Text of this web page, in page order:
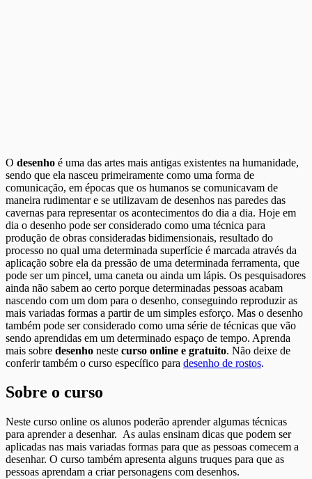
O desenho é uma das artes mais antigas existentes na humanidade,
sendo que ela nasceu primeiramente como uma forma de
comunicação, em épocas que os humanos se comunicavam de
maneira rudimentar e se utilizavam de desenhos nas paredes das
cavernas para representar os acontecimentos do dia a dia. Hoje em
dia o desenho pode ser considerado como uma técnica para
produção de obras consideradas bidimensionais, resultado do
processo no qual uma determinada superfície é marcada através da
aplicação sobre ela da pressão de uma determinada ferramenta, que
pode ser um pincel, uma caneta ou ainda um lápis. Os pesquisadores
ainda não sabem ao certo porque determinadas pessoas acabam
nascendo com um dom para o desenho, conseguindo reproduzir as
mais variadas formas a partir de um simples esforço. Mas o desenho
também pode ser considerado como uma série de técnicas que vão
sendo aprendidas em um determinado espaço de tempo. Aprenda
mais sobre desenho neste curso online e gratuito. Não deixe de
conferir também o curso específico para desenho de rostos.
Sobre o curso
Neste curso online os alunos poderão aprender algumas técnicas
para aprender a desenhar. As aulas ensinam dicas que podem ser
aplicadas nas mais variadas formas para que as pessoas comecem a
desenhar. O curso também apresenta alguns truques para que as
pessoas aprendam a criar personagens com desenhos.